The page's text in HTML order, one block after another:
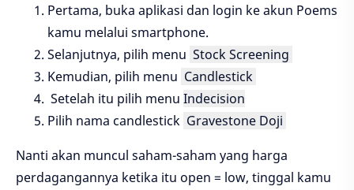
Pertama, buka aplikasi dan login ke akun Poems
kamu melalui smartphone.
Selanjutnya, pilih menu Stock Screening
Kemudian, pilih menu Candlestick
Setelah itu pilih menu Indecision
Pilih nama candlestick Gravestone Doji
Nanti akan muncul saham-saham yang harga
perdagangannya ketika itu open = low, tinggal kamu